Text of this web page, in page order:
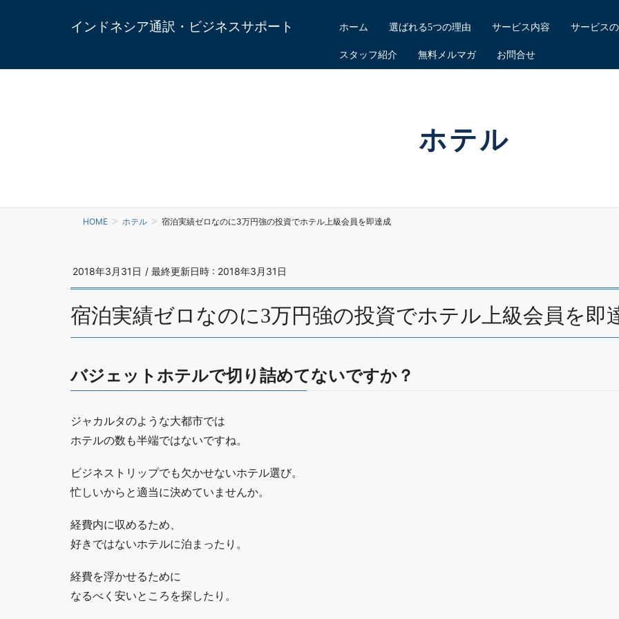
インドネシア通訳・ビジネスサポート ホーム 選ばれる5つの理由 サービス内容 サービス
スタッフ紹介 無料メルマガ お問合せ
ホテル
HOME ホテル 宿泊実績ゼロなのに3万円強の投資でホテル上級会員を即達成
2018年3月31日 / 最終更新日時 : 2018年3月31日
宿泊実績ゼロなのに3万円強の投資でホテル上級会員を即
バジェットホテルで切り詰めてないですか？
ジャカルタのような大都市では
ホテルの数も半端ではないですね。
ビジネストリップでも欠かせないホテル選び。
忙しいからと適当に決めていませんか。
経費内に収めるため、
好きではないホテルに泊まったり。
経費を浮かせるために
なるべく安いところを探したり。